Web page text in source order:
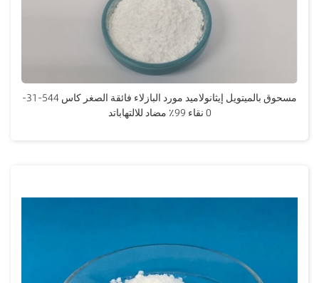
مسحوق بالميتويل إيثانولاميد مورد البازلاء فائقة الصغر كاس 544-31-
0 نقاء 99٪ مضاد للالتهاباتد